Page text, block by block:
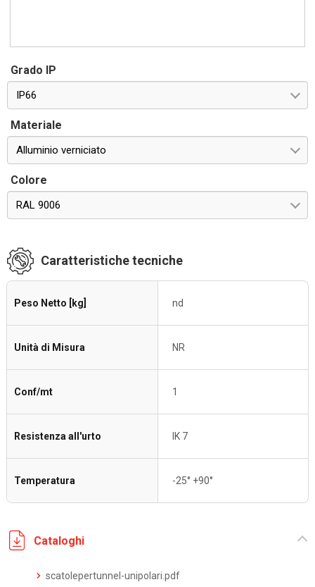
Grado IP
IP66
Materiale
Alluminio verniciato
Colore
RAL 9006
Caratteristiche tecniche
Peso Netto [kg] nd
Unità di Misura NR
Conf/mt 1
Resistenza all'urto IK 7
Temperatura -25° +90°
Cataloghi
scatolepertunnel-unipolari.pdf